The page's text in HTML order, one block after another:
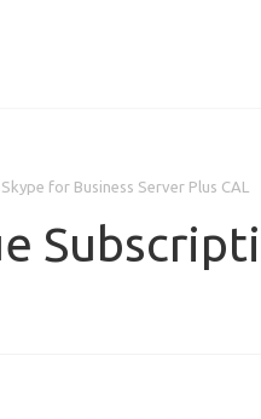
Skype for Business Server Plus CAL